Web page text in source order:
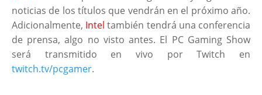
noticias de los títulos que vendrán en el próximo año.
Adicionalmente, Intel también tendrá una conferencia
de prensa, algo no visto antes. El PC Gaming Show
será transmitido en vivo por Twitch en
twitch.tv/pcgamer.